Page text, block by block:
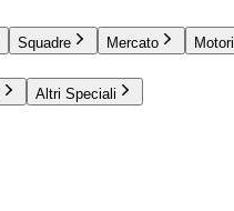
Squadre Mercato Motori
Altri Speciali